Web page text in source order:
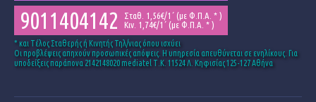
9011404142
Σταθ. 1,56€/1΄ (με Φ.Π.Α. * )
Κιν. 1,74€/1΄ (με Φ.Π.Α. * )
* και Tέλος Σταθερής ή Κινητής Τηλ/νιας όπου ισχύει
Οι προβλέψεις απηχούν προσωπικές απόψεις. Η υπηρεσία απευθύνεται σε ενηλίκους. Για
υποδείξεις παράπονα 2142148020 mediatel Τ.Κ. 11524 Λ. Κηφισίας 125-127 Αθήνα